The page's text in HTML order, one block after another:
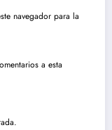
navegador para la
a esta